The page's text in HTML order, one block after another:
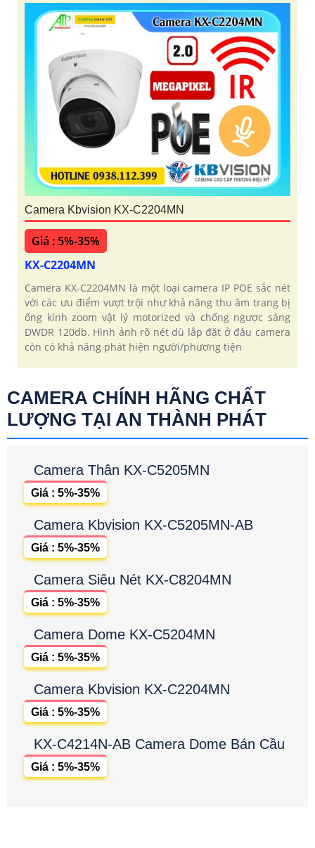
Camera Kbvision KX-C2204MN
Giá : 5%-35%
KX-C2204MN
Camera KX-C2204MN là một loại camera IP POE sắc nét
với các ưu điểm vượt trội như khả năng thu âm trang bị
ống kính zoom vật lý motorized và chống ngược sáng
DWDR 120db. Hình ảnh rõ nét dù lắp đặt ở đâu camera
còn có khả năng phát hiện người/phương tiện
CAMERA CHÍNH HÃNG CHẤT
LƯỢNG TẠI AN THÀNH PHÁT
Camera Thân KX-C5205MN
Giá : 5%-35%
Camera Kbvision KX-C5205MN-AB
Giá : 5%-35%
Camera Siêu Nét KX-C8204MN
Giá : 5%-35%
Camera Dome KX-C5204MN
Giá : 5%-35%
Camera Kbvision KX-C2204MN
Giá : 5%-35%
KX-C4214N-AB Camera Dome Bán Cầu
Giá : 5%-35%